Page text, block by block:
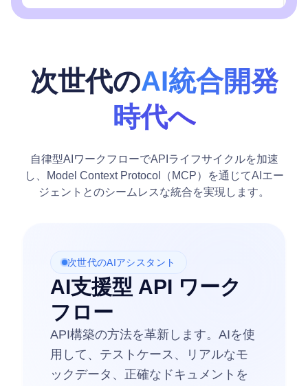
次世代のAI統合開発
時代へ
自律型AIワークフローでAPIライフサイクルを加速
し、Model Context Protocol（MCP）を通じてAIエー
ジェントとのシームレスな統合を実現します。
次世代のAIアシスタント
AI支援型 API ワーク
フロー
API構築の方法を革新します。AIを使
用して、テストケース、リアルなモ
ックデータ、正確なドキュメントを